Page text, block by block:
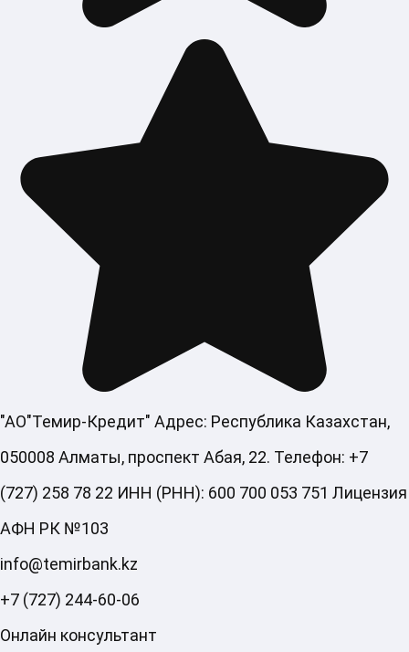
"АО"Темир-Кредит" Адрес: Республика Казахстан,
050008 Алматы, проспект Абая, 22. Телефон: +7
(727) 258 78 22 ИНН (РНН): 600 700 053 751 Лицензия
АФН РК №103
info@temirbank.kz
+7 (727) 244-60-06
Онлайн консультант